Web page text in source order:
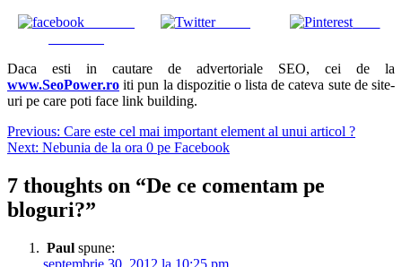
Tweet Save
Daca esti in cautare de advertoriale SEO, cei de la
www.SeoPower.ro iti pun la dispozitie o lista de cateva sute de site-
uri pe care poti face link building.
Navigare
în
articole
Previous: Care este cel mai important element al unui articol ?
Next: Nebunia de la ora 0 pe Facebook
7 thoughts on “De ce comentam pe
bloguri?”
Paul spune:
septembrie 30, 2012 la 10:25 pm